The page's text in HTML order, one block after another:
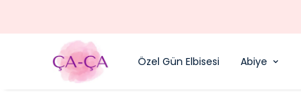
Özel Gün Elbisesi Abiye